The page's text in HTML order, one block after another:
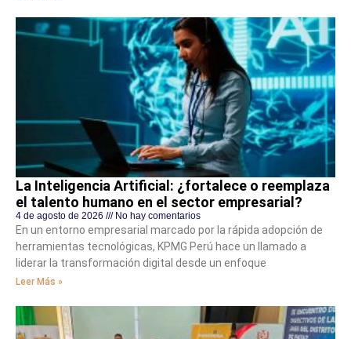
La Inteligencia Artificial: ¿fortalece o reemplaza
el talento humano en el sector empresarial?
4 de agosto de 2026 No hay comentarios
En un entorno empresarial marcado por la rápida adopción de
herramientas tecnológicas, KPMG Perú hace un llamado a
liderar la transformación digital desde un enfoque
Leer Más »